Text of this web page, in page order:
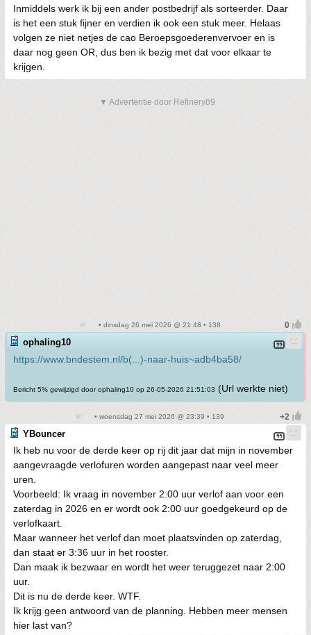
Inmiddels werk ik bij een ander postbedrijf als sorteerder. Daar
is het een stuk fijner en verdien ik ook een stuk meer. Helaas
volgen ze niet netjes de cao Beroepsgoederenvervoer en is
daar nog geen OR, dus ben ik bezig met dat voor elkaar te
krijgen.
▼ Advertentie door Refinery89
• dinsdag 26 mei 2026 @ 21:48 • 138
ophaling10
https://www.bndestem.nl/b(...)-naar-huis~adb4ba58/
Bericht 5% gewijzigd door ophaling10 op 26-05-2026 21:51:03 (Url werkte niet)
• woensdag 27 mei 2026 @ 23:39 • 139
YBouncer
Ik heb nu voor de derde keer op rij dit jaar dat mijn in november
aangevraagde verlofuren worden aangepast naar veel meer
uren.
Voorbeeld: Ik vraag in november 2:00 uur verlof aan voor een
zaterdag in 2026 en er wordt ook 2:00 uur goedgekeurd op de
verlofkaart.
Maar wanneer het verlof dan moet plaatsvinden op zaterdag,
dan staat er 3:36 uur in het rooster.
Dan maak ik bezwaar en wordt het weer teruggezet naar 2:00
uur.
Dit is nu de derde keer. WTF.
Ik krijg geen antwoord van de planning. Hebben meer mensen
hier last van?